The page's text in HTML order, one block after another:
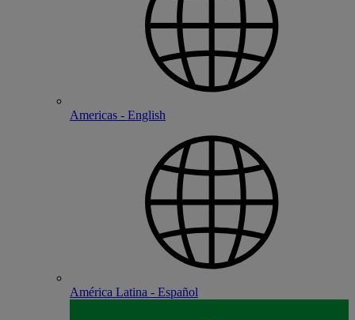
Americas - English
América Latina - Español